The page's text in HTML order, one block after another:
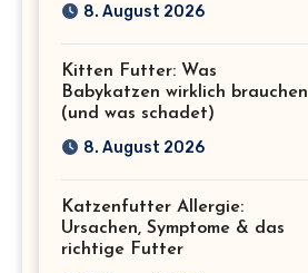
8. August 2026
Kitten Futter: Was
Babykatzen wirklich brauchen
(und was schadet)
8. August 2026
Katzenfutter Allergie:
Ursachen, Symptome & das
richtige Futter